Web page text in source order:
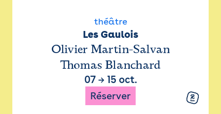
théâtre
Les Gaulois
Olivier Martin-Salvan
Thomas Blanchard
07→ 15 oct.
Réserver